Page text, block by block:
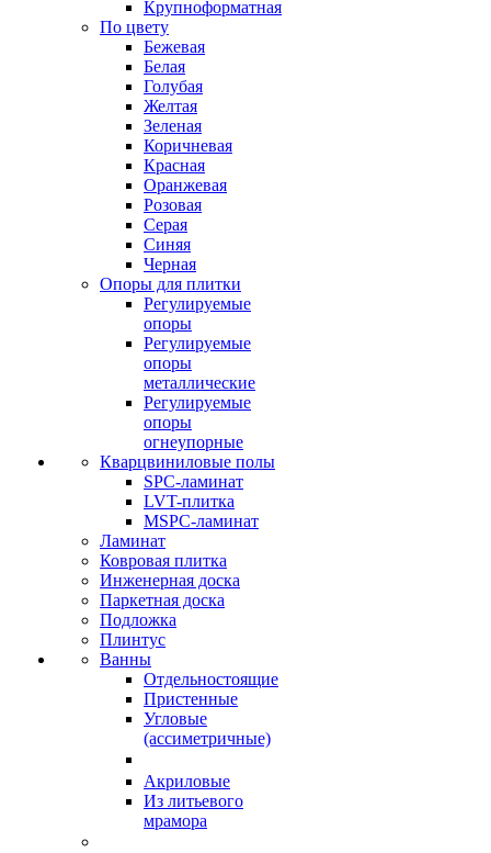
Крупноформатная
По цвету
Бежевая
Белая
Голубая
Желтая
Зеленая
Коричневая
Красная
Оранжевая
Розовая
Серая
Синяя
Черная
Опоры для плитки
Регулируемые
опоры
Регулируемые
опоры
металлические
Регулируемые
опоры
огнеупорные
Кварцвиниловые полы
SPC-ламинат
LVT-плитка
MSPC-ламинат
Ламинат
Ковровая плитка
Инженерная доска
Паркетная доска
Подложка
Плинтус
Ванны
Отдельностоящие
Пристенные
Угловые
(ассиметричные)
Акриловые
Из литьевого
мрамора